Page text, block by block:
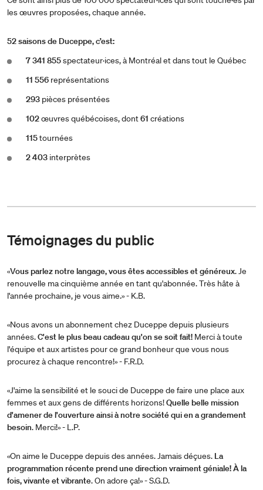
les œuvres proposées, chaque année.
52 saisons de Duceppe, c’est:
7 341 855spectateur·ices, à Montréal et dans tout le Québec
11 556 représentations
293 pièces présentées
102œuvres québécoises, dont61 créations
115tournées
2 403 interprètes
Témoignages du public
«Vous parlez notre langage, vous êtes accessibles et généreux. Je
renouvelle ma cinquième année en tant qu'abonnée. Très hâte à
l'année prochaine, je vous aime.» - K.B.
«Nous avons un abonnement chez Duceppe depuis plusieurs
années.C'est le plus beau cadeau qu'on se soit fait! Merci à toute
l'équipe et aux artistes pour ce grand bonheur que vous nous
procurez à chaque rencontre!» - F.R.D.
«J'aime la sensibilité et le souci de Duceppe de faire une place aux
femmes et aux gens de différents horizons!Quelle belle mission
d'amener de l'ouverture ainsi à notre société qui en a grandement
besoin. Merci!» - L.P.
«On aime le Duceppe depuis des années. Jamais déçues. La
programmation récente prend une direction vraiment géniale! À la
fois, vivante et vibrante. On adore ça!» - S.G.D.